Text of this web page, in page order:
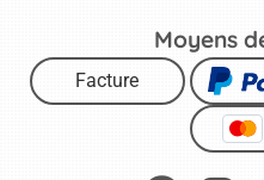
Moyens
Facture